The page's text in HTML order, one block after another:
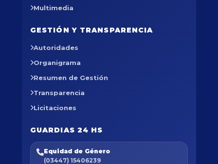
Multimedia
GESTIÓN Y TRANSPARENCIA
Autoridades
Organigrama
Resumen de Gestión
Transparencia
Licitaciones
GUARDIAS 24 HS
Equidad de Género
(03447) 15406239